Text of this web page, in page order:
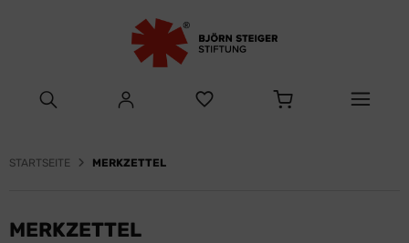
STARTSEITE MERKZETTEL
MERKZETTEL